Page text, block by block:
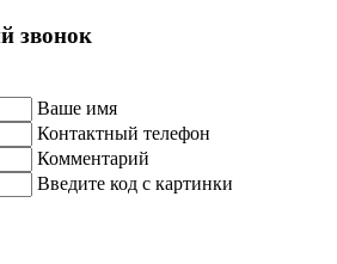
звонок
Ваше имя
Контактный телефон
Комментарий
Введите код с картинки